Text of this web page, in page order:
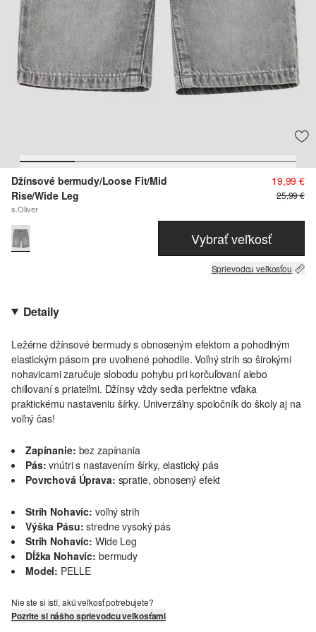
Džínsové bermudy/Loose Fit/Mid
Rise/Wide Leg
s.Oliver
19,99 €
25,99 €
Vybrať veľkosť
Sprievodcu veľkosťou
Detaily
Ležérne džínsové bermudy s obnoseným efektom a pohodlným
elastickým pásom pre uvoľnené pohodlie. Voľný strih so širokými
nohavicami zaručuje slobodu pohybu pri korčuľovaní alebo
chillovaní s priateľmi. Džínsy vždy sedia perfektne vďaka
praktickému nastaveniu šírky. Univerzálny spoločník do školy aj na
voľný čas!
Zapínanie: bez zapínania
Pás: vnútri s nastavením šírky, elastický pás
Povrchová Úprava: spratie, obnosený efekt
Strih Nohavíc: voľný strih
Výška Pásu: stredne vysoký pás
Strih Nohavíc: Wide Leg
Dĺžka Nohavíc: bermudy
Model: PELLE
Nie ste si istí, akú veľkosť potrebujete?
Pozrite si nášho sprievodcu veľkosťami